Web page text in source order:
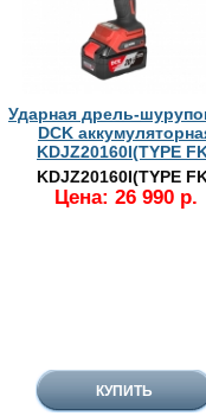
Ударная дрель-
DCK
KDJZ20160I(TYPE
KDJZ20160I(TYPE
Цена: 26 990 р.